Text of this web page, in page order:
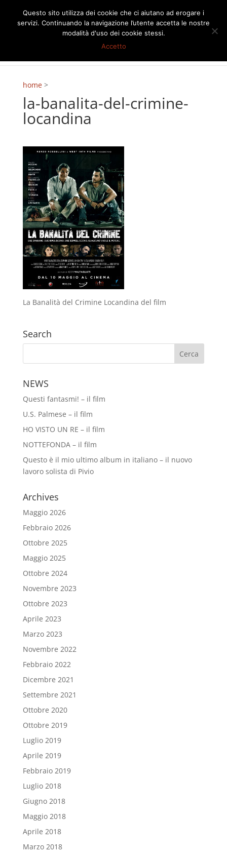
home>
la-banalita-del-crimine-
locandina
La Banalità del Crimine Locandina del film
Search
NEWS
Questi fantasmi! – il film
U.S. Palmese – il film
HO VISTO UN RE – il film
NOTTEFONDA – il film
Questo è il mio ultimo album in italiano – il nuovo
lavoro solista di Pivio
Archives
Maggio 2026
Febbraio 2026
Ottobre 2025
Maggio 2025
Ottobre 2024
Novembre 2023
Ottobre 2023
Aprile 2023
Marzo 2023
Novembre 2022
Febbraio 2022
Dicembre 2021
Settembre 2021
Ottobre 2020
Ottobre 2019
Luglio 2019
Aprile 2019
Febbraio 2019
Luglio 2018
Giugno 2018
Maggio 2018
Aprile 2018
Marzo 2018
Questo sito utilizza dei cookie che ci aiutano ad erogare i
servizi. Continuando la navigazione l’utente accetta le nostre
modalità d'uso dei cookie stessi.
Accetto